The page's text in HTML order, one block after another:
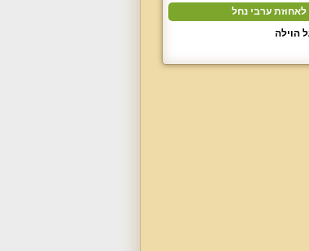
לאחוזת ערבי נחל
הוילה